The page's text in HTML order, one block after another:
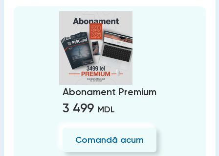
Abonament Premium
3 499 MDL
Comandă acum